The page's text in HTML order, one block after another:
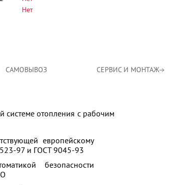
Нет
САМОВЫВОЗ СЕРВИС И МОНТАЖ
системе отопления с рабочим
европейскому
97 и ГОСТ 9045-93
безопасности